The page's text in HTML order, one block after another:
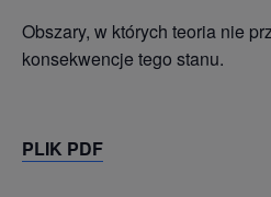
Obszary, w których teoria nie
konsekwencje tego stanu.
PLIK PDF